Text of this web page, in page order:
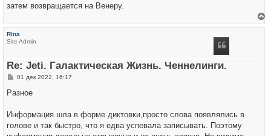
затем возвращается на Венеру.
Rina
Site Admin
Re: Jeti. Галактическая Жизнь. Ченнелинги.
С
о
е
и
е
01 дек 2022, 16:17
Разное
Информация шла в форме диктовки,просто слова появлялись в
голове и так быстро, что я едва успевала записывать. Поэтому